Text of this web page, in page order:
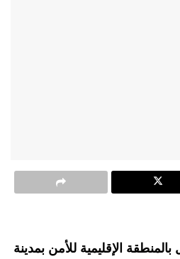
الإقليمية للأمن بمدينة